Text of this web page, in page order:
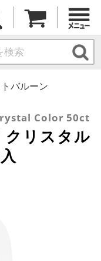
バルーン
Color 50ct
リスタル